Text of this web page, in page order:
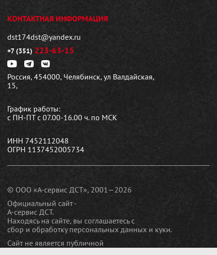
КОНТАКТНАЯ ИНФОРМАЦИЯ
dst174dst@yandex.ru
+7 (351) 223-63-15
Россия, 454000, Челябинск, ул Валдайская,
15,
График работы:
с ПН-ПТ с 07.00-16.00 ч. по МСК
ИНН 7452112048
ОГРН 1137452005734
© ООО «А-сервис ДСТ», 2001—2026
Официальный сайт -
А-сервис ДСТ.
Находясь на сайте, вы соглашаетесь c
сбор и обработку персональных данных и куки.
Сайт не является публичной